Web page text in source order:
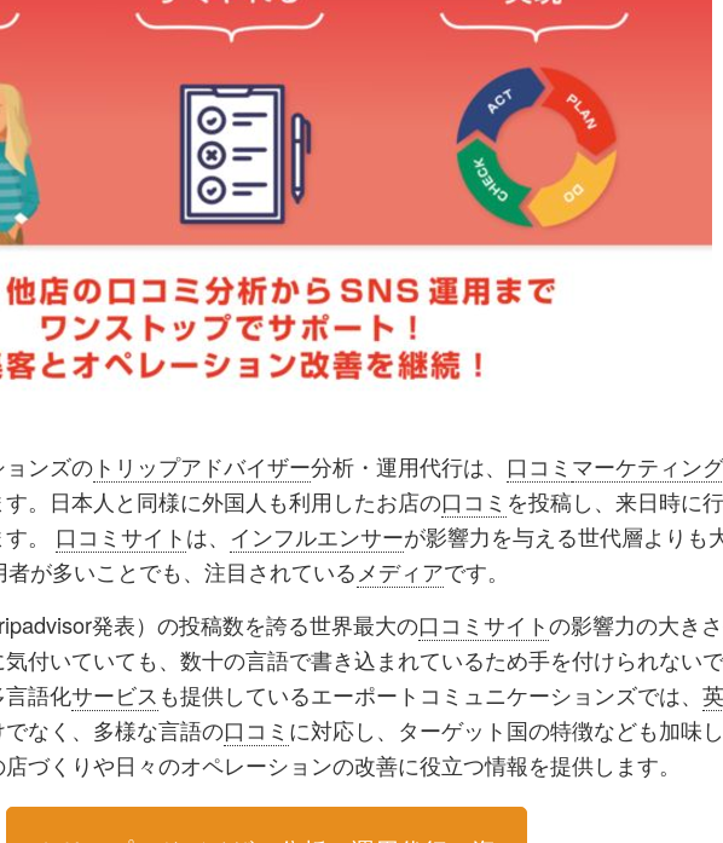
ンズの トリップアドバイザー分析・運用代行は、 口コミ マーケティング
。日本人と同様に外国人も利用したお店の口コミ を投稿し、来日時に
。 口コミサイトは、 インフルエンサーが影響力を与える世代層よりも
が多いことでも、注目されているメディアです。
発表）の投稿数を誇る世界最大の口コミサイトの影響力の大きさ
付いていても、数十の言語で書き込まれているため手を付けられない
語化サービスも提供しているエーポートコミュニケーションズでは、
なく、多様な言語の口コミ に対応し、ターゲット国の特徴なども加味
づくりや日々のオペレーションの改善に役立つ情報を提供します。